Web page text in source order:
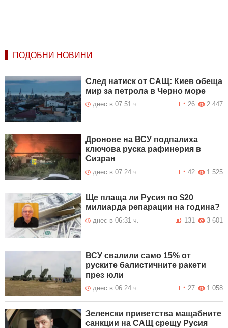
ПОДОБНИ НОВИНИ
След натиск от САЩ: Киев обеща
мир за петрола в Черно море
днес в 07:51 ч. 2 447
26
Дронове на ВСУ подпалиха
ключова руска рафинерия в
Сизран
днес в 07:24 ч. 1 525
42
Ще плаща ли Русия по $20
милиарда репарации на година?
днес в 06:31 ч. 3 601
131
ВСУ свалили само 15% от
руските балистичните ракети
през юли
днес в 06:24 ч. 1 058
27
Зеленски приветства мащабните
санкции на САЩ срещу Русия